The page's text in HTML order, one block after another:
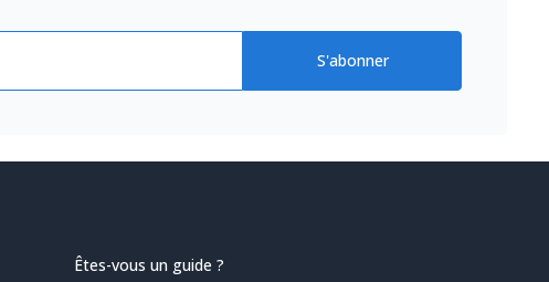
S'abonner
Êtes-vous un guide ?